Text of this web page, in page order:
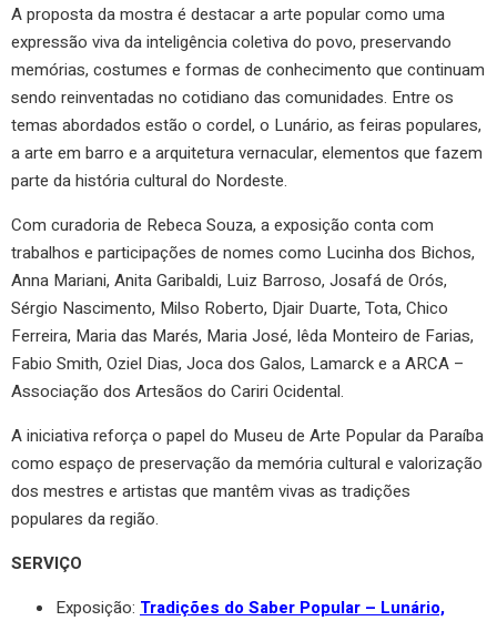
A proposta da mostra é destacar a arte popular como uma
expressão viva da inteligência coletiva do povo, preservando
memórias, costumes e formas de conhecimento que continuam
sendo reinventadas no cotidiano das comunidades. Entre os
temas abordados estão o cordel, o Lunário, as feiras populares,
a arte em barro e a arquitetura vernacular, elementos que fazem
parte da história cultural do Nordeste.
Com curadoria de Rebeca Souza, a exposição conta com
trabalhos e participações de nomes como Lucinha dos Bichos,
Anna Mariani, Anita Garibaldi, Luiz Barroso, Josafá de Orós,
Sérgio Nascimento, Milso Roberto, Djair Duarte, Tota, Chico
Ferreira, Maria das Marés, Maria José, Iêda Monteiro de Farias,
Fabio Smith, Oziel Dias, Joca dos Galos, Lamarck e a ARCA –
Associação dos Artesãos do Cariri Ocidental.
A iniciativa reforça o papel do Museu de Arte Popular da Paraíba
como espaço de preservação da memória cultural e valorização
dos mestres e artistas que mantêm vivas as tradições
populares da região.
SERVIÇO
Exposição: Tradições do Saber Popular – Lunário,